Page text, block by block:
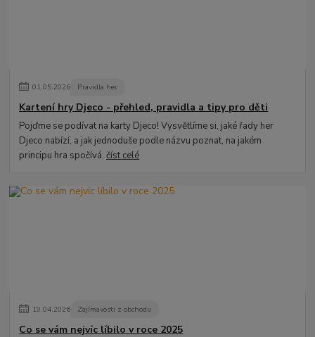
01.05.2026 Pravidla her
Kartení hry Djeco - přehled, pravidla a tipy pro děti
Pojďme se podívat na karty Djeco! Vysvětlíme si, jaké řady her
Djeco nabízí, a jak jednoduše podle názvu poznat, na jakém
principu hra spočívá.číst celé
19.04.2026 Zajímavosti z obchodu
Co se vám nejvíc líbilo v roce 2025